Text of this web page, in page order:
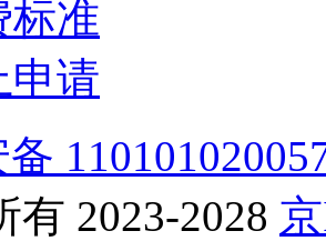
标准
申请
有 2023-2028